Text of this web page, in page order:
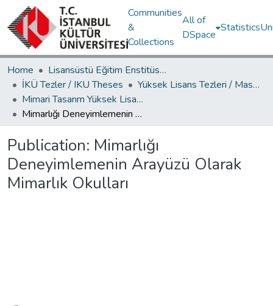
Communities
&
Collections
All of
DSpace
Statistics
Home
Lisansüstü Eğitim Enstitüsü / Postgraduate Education Institute
İKÜ Tezler / IKU Theses
Yüksek Lisans Tezleri / Master's Theses
Mimari Tasarım Yüksek Lisans Programı / Architectural Design Master's Degree Program
Mimarlığı Deneyimlemenin Arayüzü Olarak Mimarlık Okulları
Publication: Mimarlığı
Deneyimlemenin Arayüzü Olarak
Mimarlık Okulları